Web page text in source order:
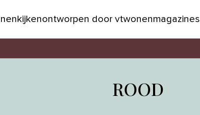
ontworpen door vtwonenmagazines
ROOD